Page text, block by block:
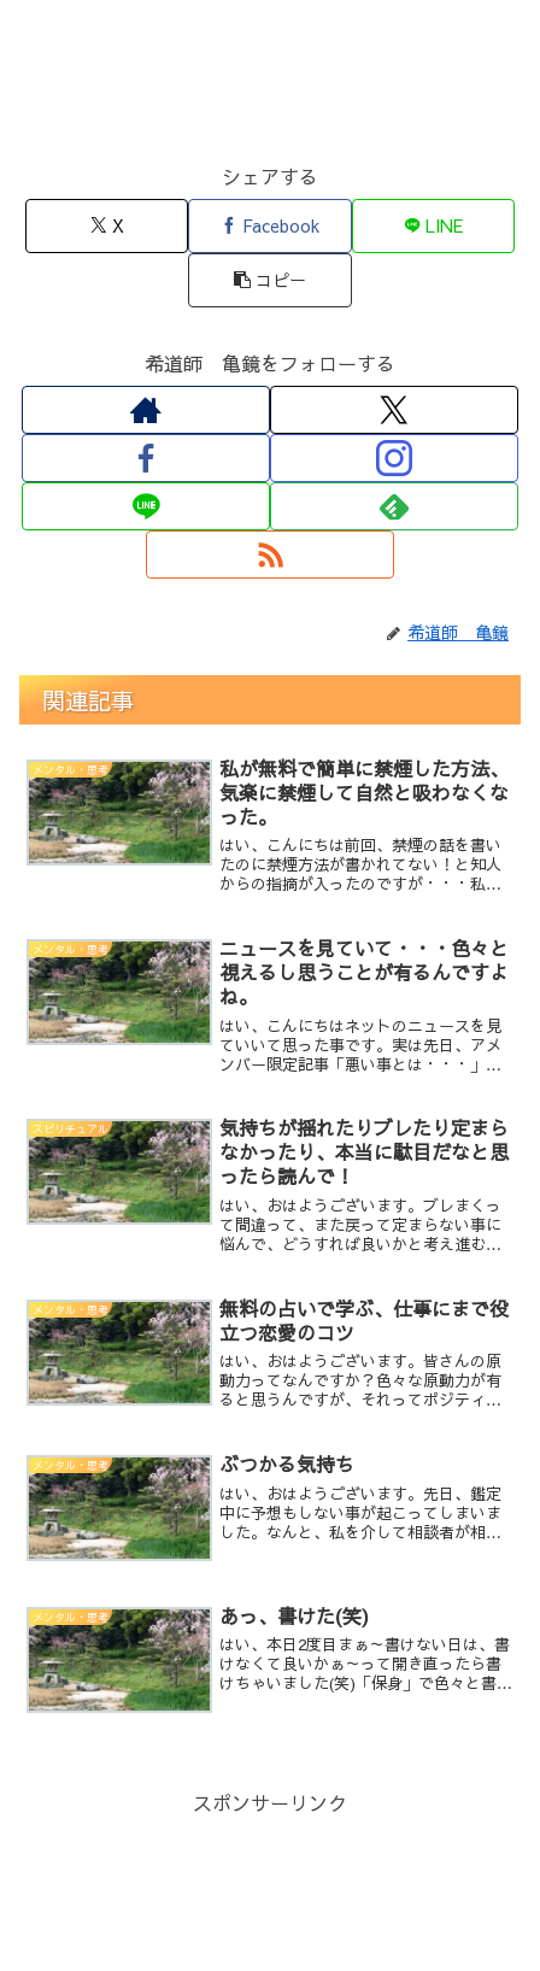
シェアする
X Facebook LINE
コピー
希道師 亀鏡をフォローする
希道師 亀鏡
関連記事
メンタル・思考
私が無料で簡単に禁煙した方法、
気楽に禁煙して自然と吸わなくな
った。
はい、こんにちは前回、禁煙の話を書い
たのに禁煙方法が書かれてない！と知人
からの指摘が入ったのですが・・・私の
すけども、知りたい人が居ると言う事な
ので、書かせて頂きます。...
メンタル・思考
ニュースを見ていて・・・色々と
視えるし思うことが有るんですよ
ね。
はい、こんにちはネットのニュースを見
ていいて思った事です。実は先日、アメ
ンバー限定記事「悪い事とは・・・」
た。”子供を持たない家庭を批判する
人”を批判する記事を目にしま...
スピリチュアル
気持ちが揺れたりブレたり定まら
なかったり、本当に駄目だなと思
ったら読んで！
はい、おはようございます。ブレまくっ
て間違って、また戻って定まらない事に
悩んで、どうすれば良いかと考え進む。
し進めて大成功する場合もあれば、大失
敗することもある。それと...
メンタル・思考
無料の占いで学ぶ、仕事にまで役
立つ恋愛のコツ
はい、おはようございます。皆さんの原
動力ってなんですか？色々な原動力が有
ると思うんですが、それってポジティ
ないって事。凄く説明が難しいんだけ
ど・・・少し本題から離れたこ...
メンタル・思考 ぶつかる気持ち
はい、おはようございます。先日、鑑定
中に予想もしない事が起こってしまいま
した。なんと、私を介して相談者が相談
りして、鑑定させて頂き解...
メンタル・思考 あっ、書けた(笑)
はい、本日2度目まぁ～書けない日は、書
けなくて良いかぁ～って開き直ったら書
けちゃいました(笑)「保身」で色々と書い
スポンサーリンク